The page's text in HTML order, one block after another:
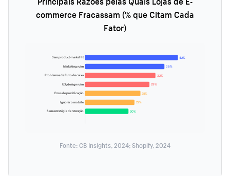
commerce Fracassam (% que Citam Cada
Fator)
Sem product-market fit 42%
Marketing ruim 36%
Problemas de fluxo de caixa 32%
UX/design ruim 29%
Erros de precificação 25%
Ignorar o mobile 22%
Sem estratégia de retenção 20%
Fonte: CB Insights, 2024; Shopify, 2024